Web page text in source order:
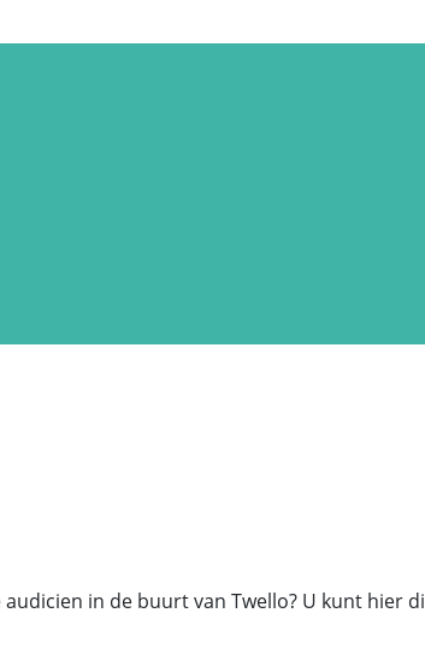
in de buurt van Twello? U kunt hier